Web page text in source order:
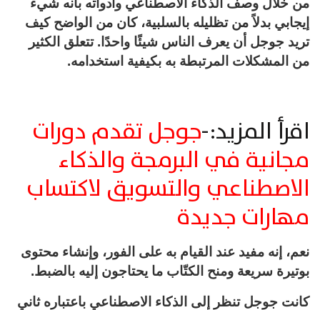
من خلال وصف الذكاء الاصطناعي وأدواته بأنه شيء
إيجابي بدلاً من تظليله بالسلبية، كان من الواضح كيف
تريد جوجل أن يعرف الناس شيئًا واحدًا. تتعلق الكثير
من المشكلات المرتبطة به بكيفية استخدامه.
اقرأ المزيد:-جوجل تقدم دورات
مجانية في البرمجة والذكاء
الاصطناعي والتسويق لاكتساب
مهارات جديدة
نعم، إنه مفيد عند القيام به على الفور، وإنشاء محتوى
بوتيرة سريعة ومنح الكتّاب ما يحتاجون إليه بالضبط.
كانت جوجل تنظر إلى الذكاء الاصطناعي باعتباره ثاني